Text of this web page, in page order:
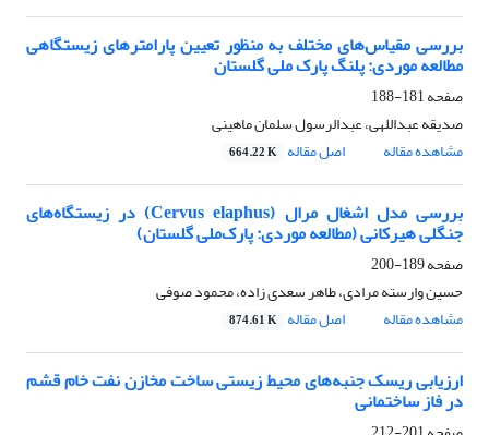
بررسی مقیاس‌های مختلف به منظور تعیین پارامترهای زیستگاهی
مطالعه موردی: پلنگ پارک ملی گلستان
صفحه181-188
صدیقه عبداللهی، عبدالرسول سلمان ماهینی
مشاهده مقاله
اصل مقاله 664.22 K
بررسی مدل اشغال مرال (Cervus elaphus) در زیستگاه‌های
جنگلی هیرکانی (مطالعه موردی: پارک‌ملی گلستان)
صفحه189-200
حسین وارسته مرادی، طاهر سعدی زاده، محمود صوفی
مشاهده مقاله
اصل مقاله 874.61 K
ارزیابی ریسک جنبه‌های محیط زیستی ساخت مخازن نفت خام قشم
در فاز ساختمانی